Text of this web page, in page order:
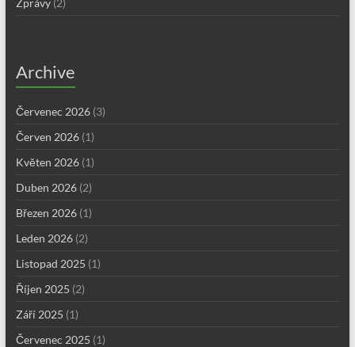
Archive
Červenec 2026(3)
Červen 2026(1)
Květen 2026(1)
Duben 2026(2)
Březen 2026(1)
Leden 2026(2)
Listopad 2025 (1)
Říjen 2025 (2)
Září 2025 (1)
Červenec 2025 (1)